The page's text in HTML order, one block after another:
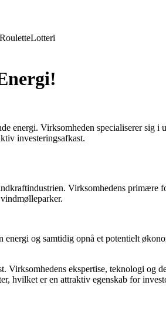
RouletteLotteri
energi. Virksomheden specialiserer
investeringsafkast.
Virksomhedens
og samtidig opnå et potentielt
ekspertise, teknologi og
hvilket er en attraktiv egenskab for